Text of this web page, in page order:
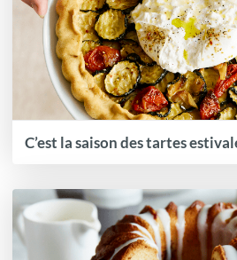
C’est la saison des tartes